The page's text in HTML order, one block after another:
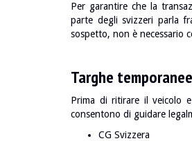
Per garantire che la
parte degli svizzeri parla
sospetto, non è necessario
Targhe
Prima di ritirare il veicolo
consentono di guidare
CG Svizzera